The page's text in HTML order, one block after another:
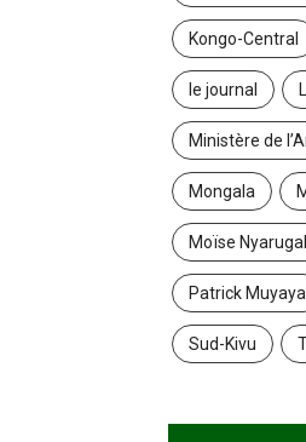
Kongo-Central
le journal
Ministère de
Mongala
Moïse
Patrick Muyaya
Sud-Kivu